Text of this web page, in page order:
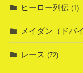
ヒーロー列伝 (1)
メイダン（ドバイ
レース (72)